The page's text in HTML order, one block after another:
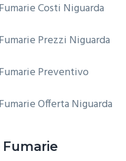
Costi Niguarda
Prezzi Niguarda
Preventivo
Offerta Niguarda
Fumarie